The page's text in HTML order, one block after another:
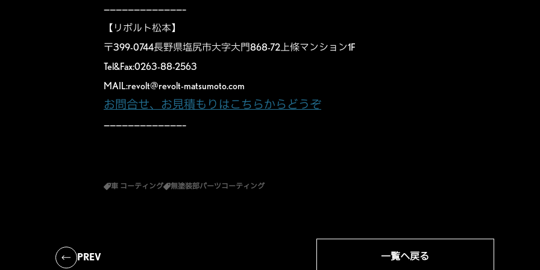
—————————————–
【リボルト松本】
〒399-0744長野県塩尻市大字大門868-72上條マンション1F
Tel&Fax:0263-88-2563
MAIL:revolt@revolt-matsumoto.com
お問合せ、お見積もりはこちらからどうぞ
—————————————–
車 コーティング 無塗装部パーツコーティング
PREV 一覧へ戻る